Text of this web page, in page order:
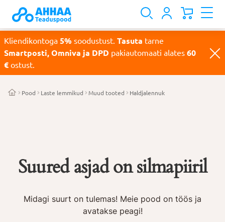
Kliendikontoga 5% soodustust. Tasuta tarne
Smartposti, Omniva ja DPD pakiautomaati alates 60
€ ostust.
Pood Laste lemmikud Muud tooted Haldjalennuk
Suured asjad on silmapiiril
Midagi suurt on tulemas! Meie pood on töös ja
avatakse peagi!